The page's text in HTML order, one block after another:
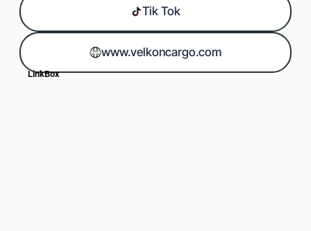
Tik Tok
www.velkoncargo.com
LinkBox